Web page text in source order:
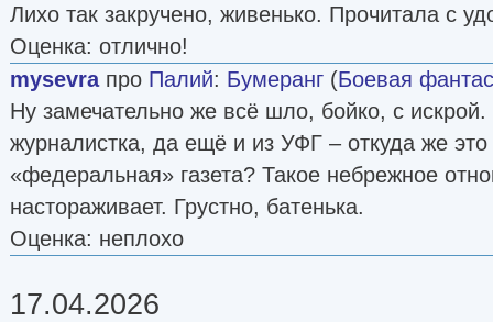
Лихо так закручено, живенько. Прочитала с
Оценка: отлично!
mysevraпро Палий: Бумеранг (Боевая
Ну замечательно же всё шло, бойко, с искрой.
журналистка, да ещё и из УФГ – откуда же это
«федеральная» газета? Такое небрежное
настораживает. Грустно, батенька.
Оценка: неплохо
17.04.2026